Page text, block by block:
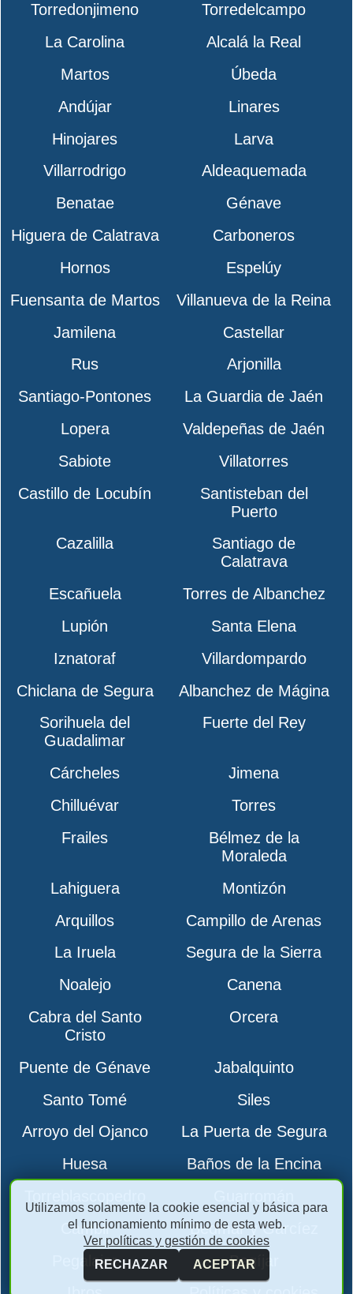
Torredonjimeno
Torredelcampo
La Carolina
Alcalá la Real
Martos
Úbeda
Andújar
Linares
Hinojares
Larva
Villarrodrigo
Aldeaquemada
Benatae
Génave
Higuera de Calatrava
Carboneros
Hornos
Espelúy
Fuensanta de Martos
Villanueva de la Reina
Jamilena
Castellar
Rus
Arjonilla
Santiago-Pontones
La Guardia de Jaén
Lopera
Valdepeñas de Jaén
Sabiote
Villatorres
Castillo de Locubín
Santisteban del
Puerto
Cazalilla
Santiago de
Calatrava
Escañuela
Torres de Albanchez
Lupión
Santa Elena
Iznatoraf
Villardompardo
Chiclana de Segura
Albanchez de Mágina
Sorihuela del
Guadalimar
Fuerte del Rey
Cárcheles
Jimena
Chilluévar
Torres
Frailes
Bélmez de la
Moraleda
Lahiguera
Montizón
Arquillos
Campillo de Arenas
La Iruela
Segura de la Sierra
Noalejo
Canena
Cabra del Santo
Cristo
Orcera
Puente de Génave
Jabalquinto
Santo Tomé
Siles
Arroyo del Ojanco
La Puerta de Segura
Huesa
Baños de la Encina
Cambil
Bedmar y Garcíez
Pegalajar
Begíjar
Utilizamos solamente la cookie esencial y básica para
el funcionamiento mínimo de esta web.
Ver políticas y gestión de cookies
RECHAZAR
ACEPTAR